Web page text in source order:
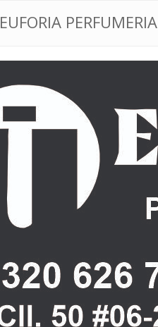
EUFORIA PERFUMERIA